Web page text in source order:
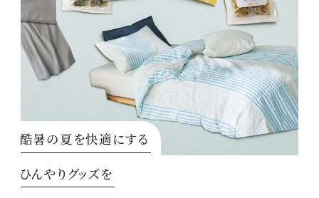
酷暑の夏を快適にする
ひんやりグッズを